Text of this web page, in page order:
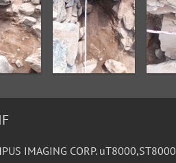
IMAGING CORP. uT8000,ST8000